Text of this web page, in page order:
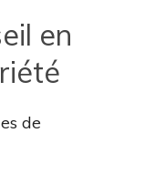
en
de